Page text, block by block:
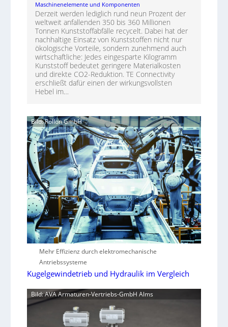
Maschinenelemente und Komponenten
Derzeit werden lediglich rund neun Prozent der
weltweit anfallenden 350 bis 360 Millionen
Tonnen Kunststoffabfälle recycelt. Dabei hat der
nachhaltige Einsatz von Kunststoffen nicht nur
ökologische Vorteile, sondern zunehmend auch
wirtschaftliche: Jedes eingesparte Kilogramm
Kunststoff bedeutet geringere Materialkosten
und direkte CO2-Reduktion. TE Connectivity
erschließt dafür einen der wirkungsvollsten
Hebel im…
Bild: Rollon GmbH
Mehr Effizienz durch elektromechanische
Antriebssysteme
Kugelgewindetrieb und Hydraulik im Vergleich
Bild: AVA Armaturen-Vertriebs-GmbH Alms